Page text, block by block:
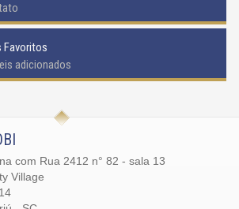
Favoritos
adicionados
com Rua 2412 n° 82 - sala 13
Village